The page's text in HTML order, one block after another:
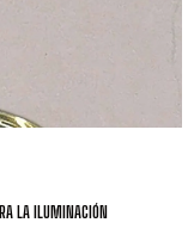
LA ILUMINACIÓN